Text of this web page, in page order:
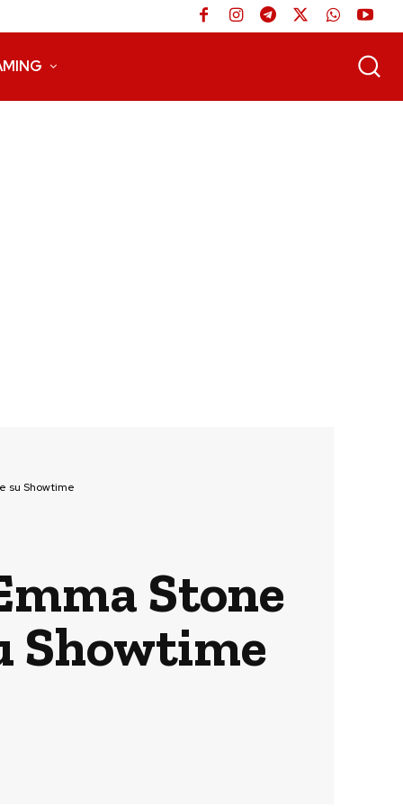
su Showtime
Stone
Showtime